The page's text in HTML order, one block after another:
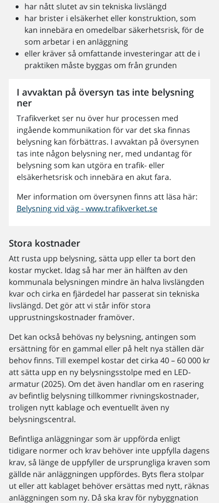
har nått slutet av sin tekniska livslängd
har brister i elsäkerhet eller konstruktion, som
kan innebära en omedelbar säkerhetsrisk, för de
som arbetar i en anläggning
eller kräver så omfattande investeringar att de i
praktiken måste byggas om från grunden
I avvaktan på översyn tas inte belysning
ner
Trafikverket ser nu över hur processen med
ingående kommunikation för var det ska finnas
belysning kan förbättras. I avvaktan på översynen
tas inte någon belysning ner, med undantag för
belysning som kan utgöra en trafik- eller
elsäkerhetsrisk och innebära en akut fara.
Mer information om översynen finns att läsa här:
Belysning vid väg - www.trafikverket.se
Stora kostnader
Att rusta upp belysning, sätta upp eller ta bort den
kostar mycket. Idag så har mer än hälften av den
kommunala belysningen mindre än halva livslängden
kvar och cirka en fjärdedel har passerat sin tekniska
livslängd. Det gör att vi står inför stora
upprustningskostnader framöver.
Det kan också behövas ny belysning, antingen som
ersättning för en gammal eller på helt nya ställen där
behov finns. Till exempel kostar det cirka 40 – 60 000 kr
att sätta upp en ny belysningsstolpe med en LED-
armatur (2025). Om det även handlar om en rasering
av befintlig belysning tillkommer rivningskostnader,
troligen nytt kablage och eventuellt även ny
belysningscentral.
Befintliga anläggningar som är uppförda enligt
tidigare normer och krav behöver inte uppfylla dagens
krav, så länge de uppfyller de ursprungliga kraven som
gällde när anläggningen uppfördes. Byts flera stolpar
ut eller att kablaget behöver ersättas med nytt, räknas
anläggningen som ny. Då ska krav för nybyggnation